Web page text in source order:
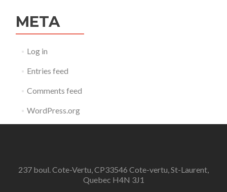
META
Log in
Entries feed
Comments feed
WordPress.org
237 boul. Cote-Vertu, CP33546 Cote-vertu, St-Laurent,
Quebec H4N 3J1